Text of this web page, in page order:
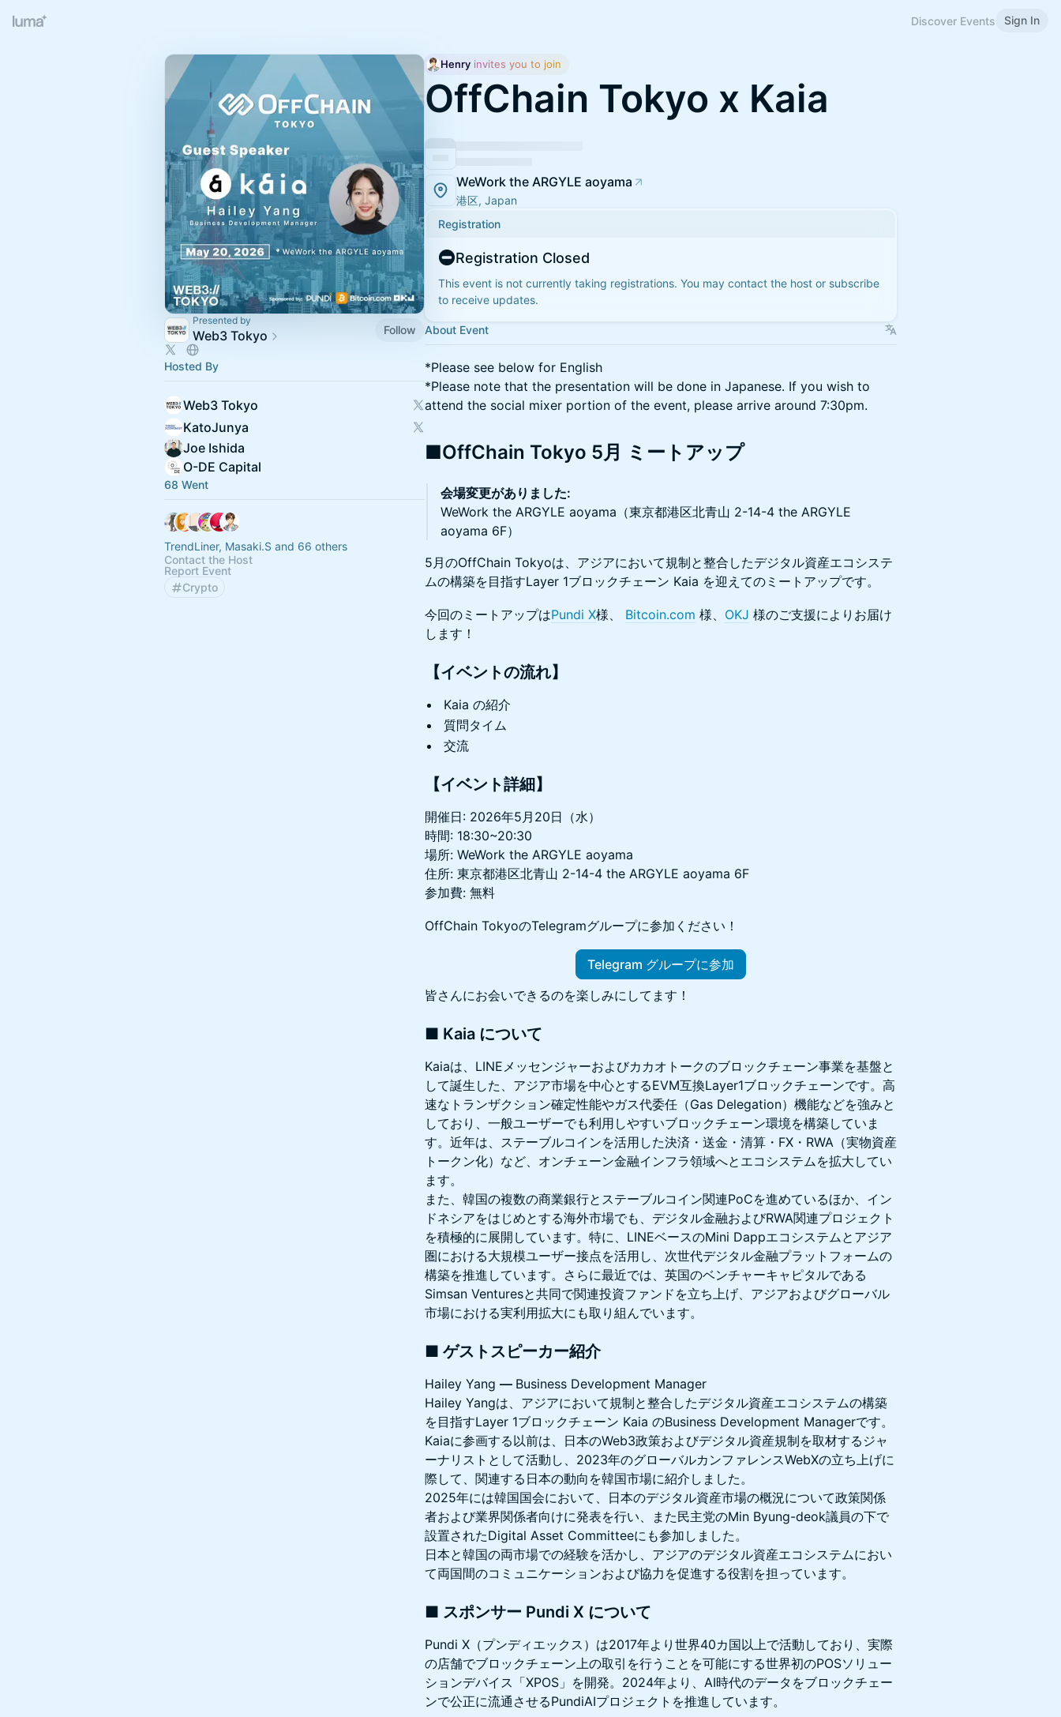
Discover Events Sign In
Presented by
Web3 Tokyo Follow
Hosted By
Web3 Tokyo
KatoJunya
Joe Ishida
O-DE Capital
68 Went
TrendLiner, Masaki.S and 66 others
Contact the Host
Report Event
Crypto
Henry invites you to join
OffChain Tokyo x Kaia
WeWork the ARGYLE aoyama
港区, Japan
Registration
Registration Closed
This event is not currently taking registrations. You may contact the host or subscribe
to receive updates.
About Event
*Please see below for English
*Please note that the presentation will be done in Japanese. If you wish to
attend the social mixer portion of the event, please arrive around 7:30pm.
■OffChain Tokyo 5月 ミートアップ
会場変更がありました:
WeWork the ARGYLE aoyama（東京都港区北青山 2-14-4 the ARGYLE
aoyama 6F）
5月のOffChain Tokyoは、アジアにおいて規制と整合したデジタル資産エコシステ
ムの構築を目指すLayer 1ブロックチェーン Kaia を迎えてのミートアップです。
今回のミートアップはPundi X様、 Bitcoin.com 様、 OKJ 様のご支援によりお届け
します！
【イベントの流れ】
Kaia の紹介
質問タイム
交流
【イベント詳細】
開催日: 2026年5月20日（水）
時間: 18:30~20:30
場所: WeWork the ARGYLE aoyama
住所: 東京都港区北青山 2-14-4 the ARGYLE aoyama 6F
参加費: 無料
OffChain TokyoのTelegramグループに参加ください！
Telegram グループに参加
皆さんにお会いできるのを楽しみにしてます！
■ Kaia について
Kaiaは、LINEメッセンジャーおよびカカオトークのブロックチェーン事業を基盤と
して誕生した、アジア市場を中心とするEVM互換Layer1ブロックチェーンです。高
速なトランザクション確定性能やガス代委任（Gas Delegation）機能などを強みと
しており、一般ユーザーでも利用しやすいブロックチェーン環境を構築していま
す。近年は、ステーブルコインを活用した決済・送金・清算・FX・RWA（実物資産
トークン化）など、オンチェーン金融インフラ領域へとエコシステムを拡大してい
ます。
また、韓国の複数の商業銀行とステーブルコイン関連PoCを進めているほか、イン
ドネシアをはじめとする海外市場でも、デジタル金融およびRWA関連プロジェクト
を積極的に展開しています。特に、LINEベースのMini Dappエコシステムとアジア
圏における大規模ユーザー接点を活用し、次世代デジタル金融プラットフォームの
構築を推進しています。さらに最近では、英国のベンチャーキャピタルである
Simsan Venturesと共同で関連投資ファンドを立ち上げ、アジアおよびグローバル
市場における実利用拡大にも取り組んでいます。
■ ゲストスピーカー紹介
Hailey Yang — Business Development Manager
Hailey Yangは、アジアにおいて規制と整合したデジタル資産エコシステムの構築
を目指すLayer 1ブロックチェーン Kaia のBusiness Development Managerです。
Kaiaに参画する以前は、日本のWeb3政策およびデジタル資産規制を取材するジャ
ーナリストとして活動し、2023年のグローバルカンファレンスWebXの立ち上げに
際して、関連する日本の動向を韓国市場に紹介しました。
2025年には韓国国会において、日本のデジタル資産市場の概況について政策関係
者および業界関係者向けに発表を行い、また民主党のMin Byung-deok議員の下で
設置されたDigital Asset Committeeにも参加しました。
日本と韓国の両市場での経験を活かし、アジアのデジタル資産エコシステムにおい
て両国間のコミュニケーションおよび協力を促進する役割を担っています。
■ スポンサー Pundi X について
Pundi X（プンディエックス）は2017年より世界40カ国以上で活動しており、実際
の店舗でブロックチェーン上の取引を行うことを可能にする世界初のPOSソリュー
ションデバイス「XPOS」を開発。2024年より、AI時代のデータをブロックチェー
ンで公正に流通させるPundiAIプロジェクトを推進しています。